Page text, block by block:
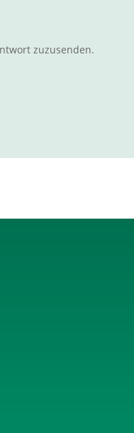
zuzusenden.